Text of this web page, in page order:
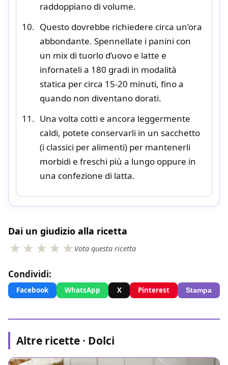
raddoppiano di volume.
Questo dovrebbe richiedere circa un’ora
abbondante. Spennellate i panini con
un mix di tuorlo d’uovo e latte e
infornateli a 180 gradi in modalità
statica per circa 15-20 minuti, fino a
quando non diventano dorati.
Una volta cotti e ancora leggermente
caldi, potete conservarli in un sacchetto
(i classici per alimenti) per mantenerli
morbidi e freschi più a lungo oppure in
una confezione di latta.
Dai un giudizio alla ricetta
Vota questa ricetta
Condividi:
Facebook WhatsApp X Pinterest Stampa
Altre ricette · Dolci